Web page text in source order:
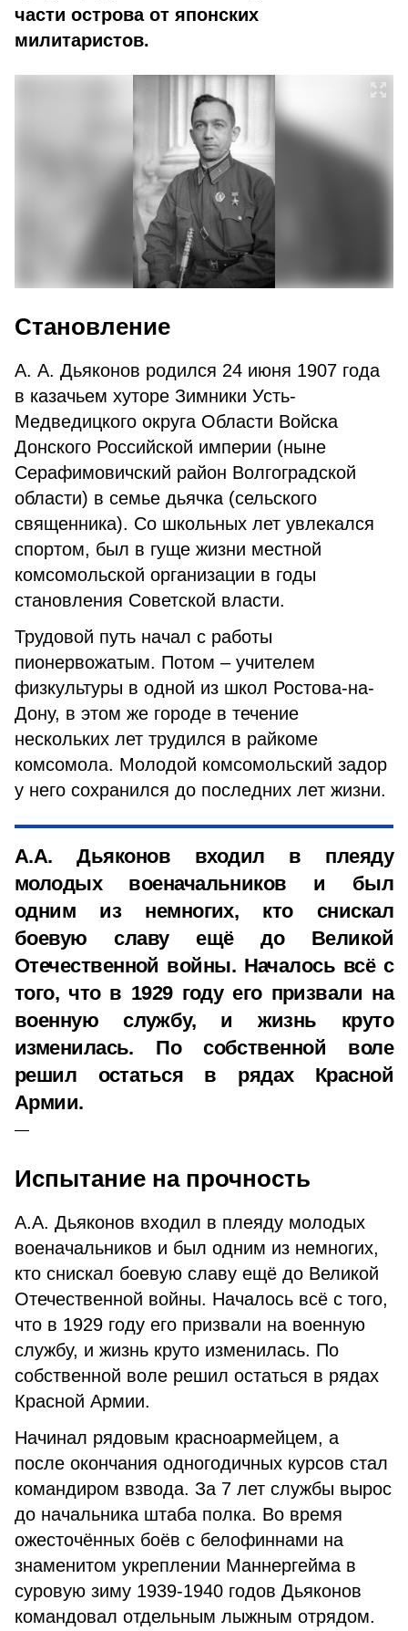
части острова от японских
милитаристов.
Становление
А. А. Дьяконов родился 24 июня 1907 года
в казачьем хуторе Зимники Усть-
Медведицкого округа Области Войска
Донского Российской империи (ныне
Серафимовичский район Волгоградской
области) в семье дьячка (сельского
священника). Со школьных лет увлекался
спортом, был в гуще жизни местной
комсомольской организации в годы
становления Советской власти.
Трудовой путь начал с работы
пионервожатым. Потом – учителем
физкультуры в одной из школ Ростова-на-
Дону, в этом же городе в течение
нескольких лет трудился в райкоме
комсомола. Молодой комсомольский задор
у него сохранился до последних лет жизни.
А.А. Дьяконов входил в плеяду
молодых военачальников и был
одним из немногих, кто снискал
боевую славу ещё до Великой
Отечественной войны. Началось всё с
того, что в 1929 году его призвали на
военную службу, и жизнь круто
изменилась. По собственной воле
решил остаться в рядах Красной
Армии.
Испытание на прочность
А.А. Дьяконов входил в плеяду молодых
военачальников и был одним из немногих,
кто снискал боевую славу ещё до Великой
Отечественной войны. Началось всё с того,
что в 1929 году его призвали на военную
службу, и жизнь круто изменилась. По
собственной воле решил остаться в рядах
Красной Армии.
Начинал рядовым красноармейцем, а
после окончания одногодичных курсов стал
командиром взвода. За 7 лет службы вырос
до начальника штаба полка. Во время
ожесточённых боёв с белофиннами на
знаменитом укреплении Маннергейма в
суровую зиму 1939-1940 годов Дьяконов
командовал отдельным лыжным отрядом.